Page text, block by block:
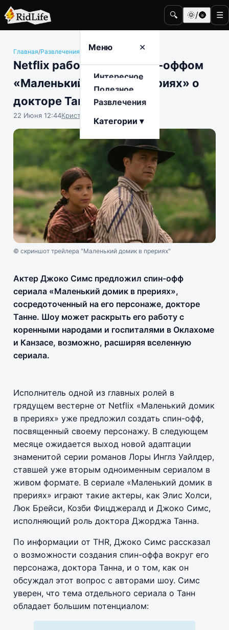
🔍 🌞/🌚 ☰
Меню ✕
Интересное
Полезное
Развлечения
Категории ▾
Главная/Развлечения Кино и телевидение
Netflix работает над спин-оффом
«Маленький домик в прериях» о
докторе Танн
22 Июня 12:44Кристина Логинова
© скриншот трейлера "Маленький домик в прериях"
Актер Джоко Симс предложил спин-офф
сериала «Маленький домик в прериях»,
сосредоточенный на его персонаже, докторе
Танне. Шоу может раскрыть его работу с
коренными народами и госпиталями в Оклахоме
и Канзасе, возможно, расширяя вселенную
сериала.
Исполнитель одной из главных ролей в
грядущем вестерне от Netflix «Маленький домик
в прериях» уже предложил создать спин-офф,
посвященный своему персонажу. В следующем
месяце ожидается выход новой адаптации
знаменитой серии романов Лоры Инглз Уайлдер,
ставшей уже вторым одноименным сериалом в
живом формате. В сериале «Маленький домик в
прериях» играют такие актеры, как Элис Холси,
Люк Брейси, Козби Фицджералд и Джоко Симс,
исполняющий роль доктора Джорджа Танна.
По информации от THR, Джоко Симс рассказал
о возможности создания спин-оффа вокруг его
персонажа, доктора Танна, и о том, как он
обсуждал этот вопрос с авторами шоу. Симс
уверен, что тема отдельного сериала о Танн
обладает большим потенциалом: